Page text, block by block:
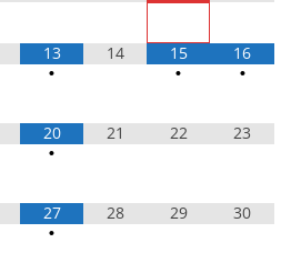
13
•
14 15
•
16
•
20
•
21 22 23
27
•
28 29 30